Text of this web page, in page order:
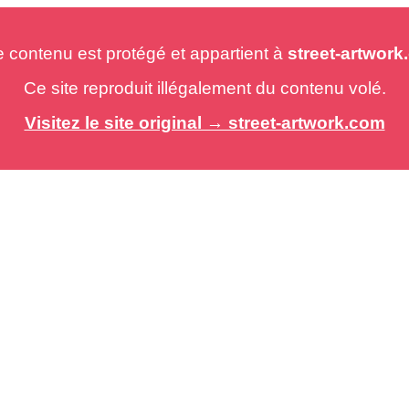
est protégé et appartient à street-
Ce site reproduit illégalement du contenu volé.
Visitez le site original → street-artwork.com